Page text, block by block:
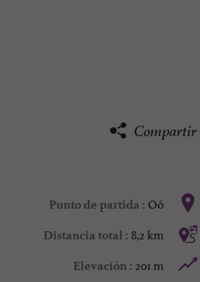
Compartir
Punto de partida : Oô
Distancia total : 8,2 km
Elevación : 201 m